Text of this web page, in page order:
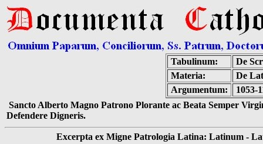
Tabulinum:
De
Materia:
De
Argumentum:
1053-
Sancto Alberto Magno Patrono Plorante ac Beata Semper
Defendere Digneris.
Excerpta ex Migne Patrologia Latina: Latinum -